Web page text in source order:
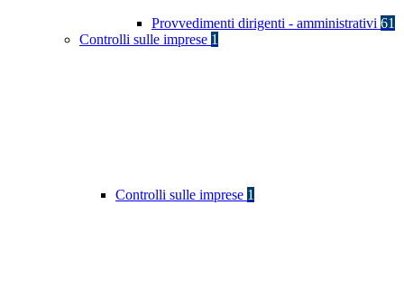
Provvedimenti dirigenti - amministrativi 61
Controlli sulle imprese 1
Controlli sulle imprese 1